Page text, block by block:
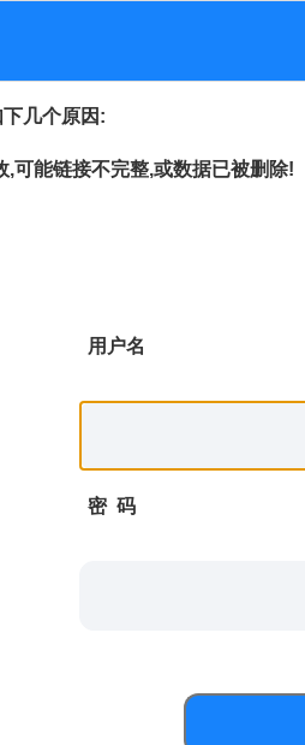
几个原因:
可能链接不完整,或数据已被删除!
用户名
密 码